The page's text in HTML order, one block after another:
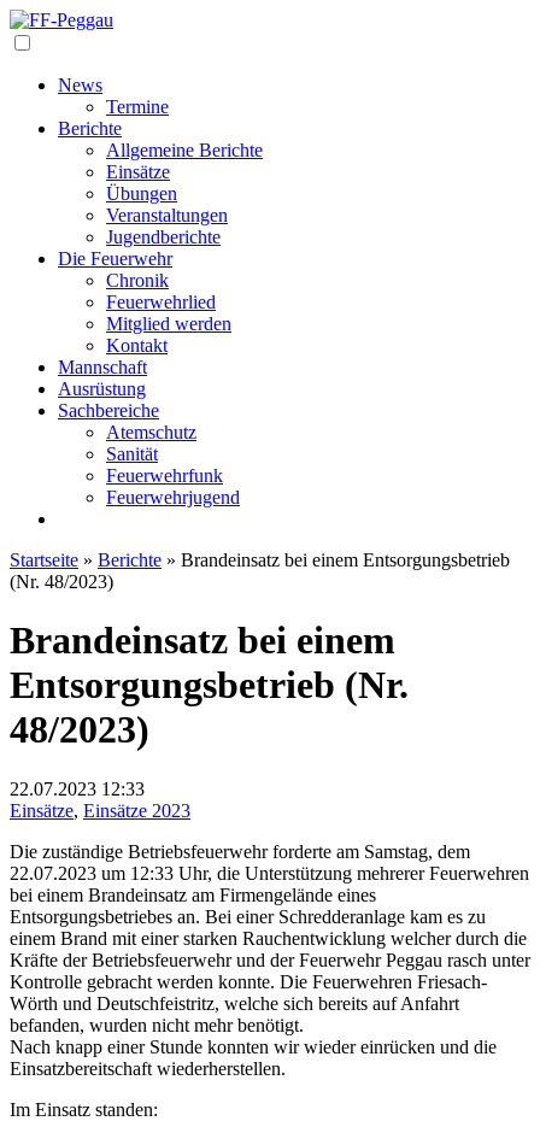
News
Termine
Berichte
Allgemeine Berichte
Einsätze
Übungen
Veranstaltungen
Jugendberichte
Die Feuerwehr
Chronik
Feuerwehrlied
Mitglied werden
Kontakt
Mannschaft
Ausrüstung
Sachbereiche
Atemschutz
Sanität
Feuerwehrfunk
Feuerwehrjugend
Startseite » Berichte » Brandeinsatz bei einem Entsorgungsbetrieb
(Nr. 48/2023)
Brandeinsatz bei einem
Entsorgungsbetrieb (Nr.
48/2023)
22.07.2023 12:33
Einsätze, Einsätze 2023
Die zuständige Betriebsfeuerwehr forderte am Samstag, dem
22.07.2023 um 12:33 Uhr, die Unterstützung mehrerer Feuerwehren
bei einem Brandeinsatz am Firmengelände eines
Entsorgungsbetriebes an. Bei einer Schredderanlage kam es zu
einem Brand mit einer starken Rauchentwicklung welcher durch die
Kräfte der Betriebsfeuerwehr und der Feuerwehr Peggau rasch unter
Kontrolle gebracht werden konnte. Die Feuerwehren Friesach-
Wörth und Deutschfeistritz, welche sich bereits auf Anfahrt
befanden, wurden nicht mehr benötigt.
Nach knapp einer Stunde konnten wir wieder einrücken und die
Einsatzbereitschaft wiederherstellen.
Im Einsatz standen: